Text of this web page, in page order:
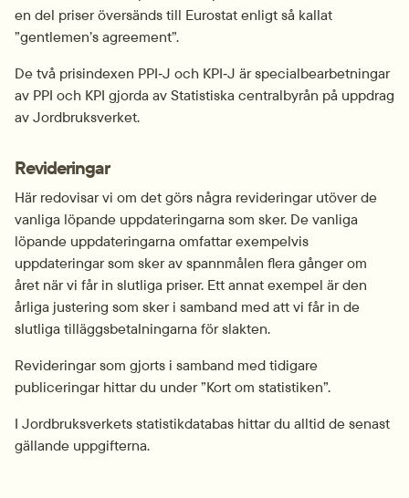
en del priser översänds till Eurostat enligt så kallat
”gentlemen’s agreement”.
De två prisindexen PPI‑J och KPI‑J är specialbearbetningar
av PPI och KPI gjorda av Statistiska centralbyrån på uppdrag
av Jordbruksverket.
Revideringar
Här redovisar vi om det görs några revideringar utöver de
vanliga löpande uppdateringarna som sker. De vanliga
löpande uppdateringarna omfattar exempelvis
uppdateringar som sker av spannmålen flera gånger om
året när vi får in slutliga priser. Ett annat exempel är den
årliga justering som sker i samband med att vi får in de
slutliga tilläggsbetalningarna för slakten.
Revideringar som gjorts i samband med tidigare
publiceringar hittar du under ”Kort om statistiken”.
I Jordbruksverkets statistikdatabas hittar du alltid de senast
gällande uppgifterna.